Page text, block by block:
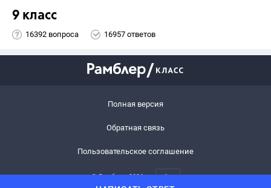
9 класс
16392 вопроса 16957 ответов
Полная версия
Обратная связь
Пользовательское соглашение
© Рамблер,2026 6+